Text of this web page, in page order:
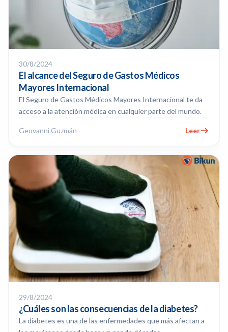
30/8/2024
El alcance del Seguro de Gastos Médicos
Mayores Internacional
El Seguro de Gastos Médicos Mayores Internacional te da
acceso a la atención médica en cualquier parte del mundo.
Geovanni Guzmán Leer
29/8/2024
¿Cuáles son las consecuencias de la diabetes?
La diabetes es una de las enfermedades que más afectan a